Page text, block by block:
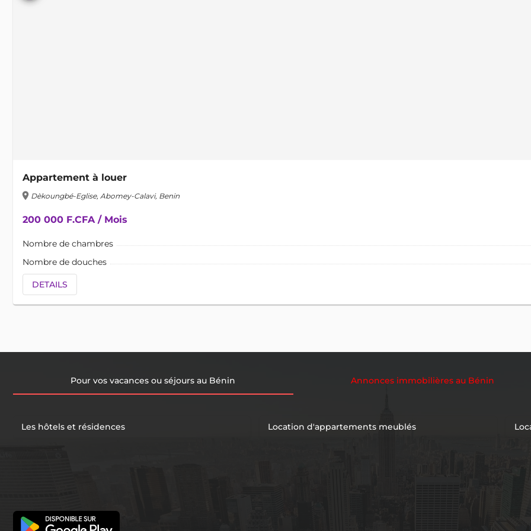
Appartement à louer
location_on Dèkoungbé-Eglise, Abomey-Calavi, Benin
200 000 F.CFA / Mois
Nombre de chambres
Nombre de douches
DETAILS
Pour vos vacances ou séjours au Bénin Annonces immobilières au Bénin
Les hôtels et résidences Location d'appartements meublés